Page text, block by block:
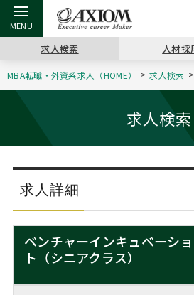
戻る
アクシアムの特長
サービス案内
コンサルタントの紹介
戻る
キャリア支援 TOP
キャリアデザイン講座
（最新求人市場動向）
ステージ別アドバイス
MBAの転職事例
戻る
転職ツール TOP
英文レジュメの書き方
職務経歴書の書き方
よくある面接Q&A集
戻る
転職コラム TOP
“展”職相談室
転職市場の明日をよめ
転職成功への4つの鍵
戻る
イベント・セミナー TOP
ジョブフェア
キャリアデザインセミナー
キャリアフォーラム
戻る
会社概要 TOP
沿革
主なクライアント
採用情報
求人検索 人材採
MBA転職・外資系求人（HOME） 求人検索
求人検索
求人詳細
ベンチャーインキュベーシ
ト（シニアクラス）